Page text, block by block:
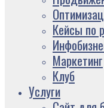
Кейсы по
Маркетинг
Клуб
Услуги